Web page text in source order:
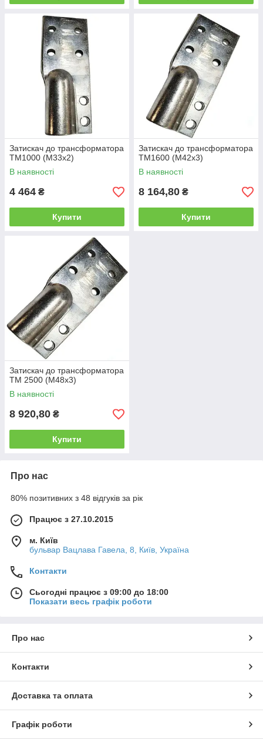
Затискач до трансформатора
ТМ1000 (М33х2)
В наявності
4 464 ₴
Купити
Затискач до трансформатора
ТМ1600 (М42х3)
В наявності
8 164,80 ₴
Купити
Затискач до трансформатора
ТМ 2500 (М48х3)
В наявності
8 920,80 ₴
Купити
Про нас
80% позитивних з 48 відгуків за рік
Працює з 27.10.2015
м. Київ
бульвар Вацлава Гавела, 8, Київ, Україна
Контакти
Сьогодні працює з 09:00 до 18:00
Показати весь графік роботи
Про нас
Контакти
Доставка та оплата
Графік роботи